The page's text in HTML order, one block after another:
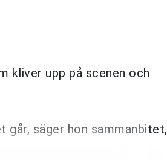
kliver upp på scenen och
går, säger hon sammanbitet,